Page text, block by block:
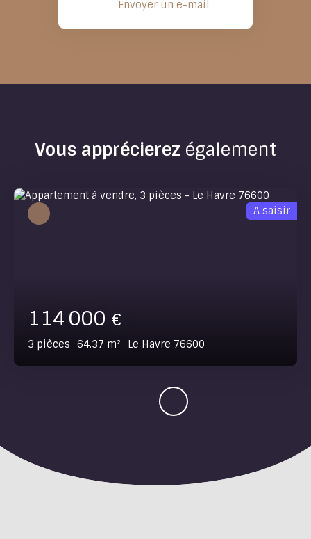
Envoyer un e-mail
Vous apprécierez également
114 000 €
3 pièces 64.37 m² Le Havre 76600
A saisir